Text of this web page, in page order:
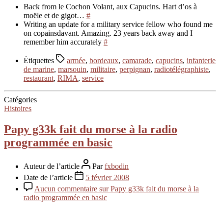
Back from le Cochon Volant, aux Capucins. Hart d’os à
moële et de gigot… #
Writing an update for a military service fellow who found me
on copainsdavant. Amazing. 23 years back away and I
remember him accurately #
Étiquettes armée, bordeaux, camarade, capucins, infanterie
de marine, marsouin, militaire, perpignan, radiotélégraphiste,
restaurant, RIMA, service
Catégories
Histoires
Papy g33k fait du morse à la radio
programmée en basic
Auteur de l’article Parfxbodin
Date de l’article
5 février 2008
Aucun commentaire sur Papy g33k fait du morse à la
radio programmée en basic